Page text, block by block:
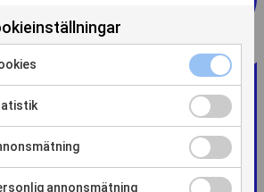
Nödvändiga
cookies
kryssruta
Cookies
för
statistik
kryssruta
Cookies
för
annonsmätning
Cookies